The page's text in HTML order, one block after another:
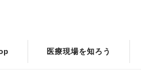
医療現場を知ろう